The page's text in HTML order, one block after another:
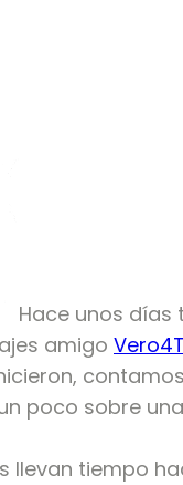
Hace unos días
amigo
poco sobre
llevan tiempo